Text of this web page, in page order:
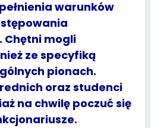
warunków
mogli
ze specyfiką
pionach.
oraz studenci
na chwilę poczuć się